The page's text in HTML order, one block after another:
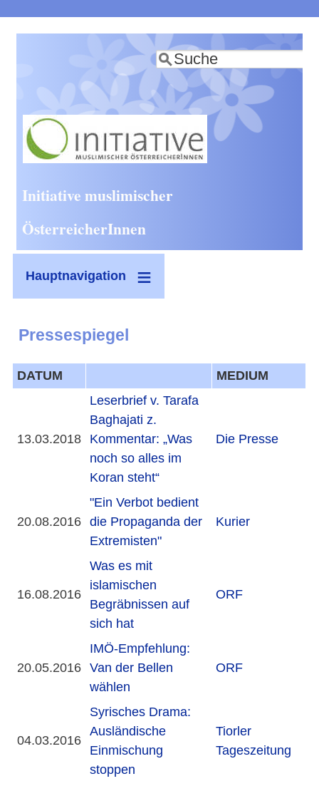
zum
Inhalt
Suche
Initiative muslimischer
ÖsterreicherInnen
Hauptnavigation
Pressespiegel
DATUM MEDIUM
13.03.2018
Leserbrief v. Tarafa
Baghajati z.
Kommentar: „Was
noch so alles im
Koran steht“
Die Presse
20.08.2016
"Ein Verbot bedient
die Propaganda der
Extremisten"
Kurier
16.08.2016
Was es mit
islamischen
Begräbnissen auf
sich hat
ORF
20.05.2016
IMÖ-Empfehlung:
Van der Bellen
wählen
ORF
04.03.2016
Syrisches Drama:
Ausländische
Einmischung
stoppen
Tiorler
Tageszeitung